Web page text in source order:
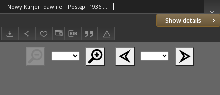
Show details
Nowy Kurjer: dawniej "Postęp" 1936.06.28 R.47 Nr149